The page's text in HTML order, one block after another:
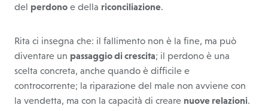
del perdono e della riconciliazione.
Rita ci insegna che: il fallimento non è la fine, ma può
diventare un passaggio di crescita; il perdono è una
scelta concreta, anche quando è difficile e
controcorrente; la riparazione del male non avviene con
la vendetta, ma con la capacità di creare nuove relazioni.